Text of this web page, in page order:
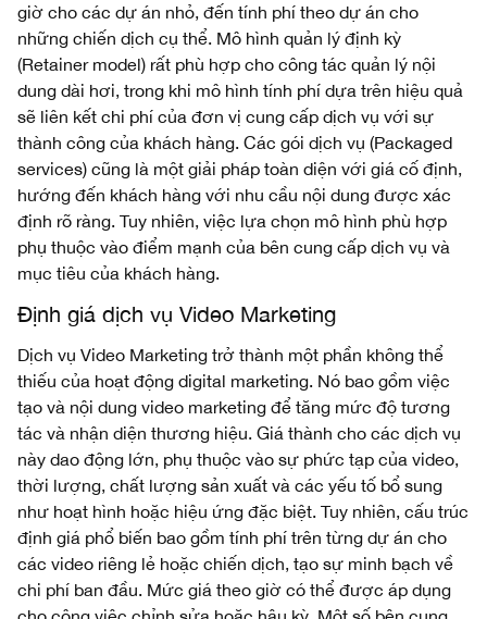
giờ cho các dự án nhỏ, đến tính phí theo dự án cho
những chiến dịch cụ thể. Mô hình quản lý định kỳ
(Retainer model) rất phù hợp cho công tác quản lý nội
dung dài hơi, trong khi mô hình tính phí dựa trên hiệu quả
sẽ liên kết chi phí của đơn vị cung cấp dịch vụ với sự
thành công của khách hàng. Các gói dịch vụ (Packaged
services) cũng là một giải pháp toàn diện với giá cố định,
hướng đến khách hàng với nhu cầu nội dung được xác
định rõ ràng. Tuy nhiên, việc lựa chọn mô hình phù hợp
phụ thuộc vào điểm mạnh của bên cung cấp dịch vụ và
mục tiêu của khách hàng.
Định giá dịch vụ Video Marketing
Dịch vụ Video Marketing trở thành một phần không thể
thiếu của hoạt động digital marketing. Nó bao gồm việc
tạo và nội dung video marketing để tăng mức độ tương
tác và nhận diện thương hiệu. Giá thành cho các dịch vụ
này dao động lớn, phụ thuộc vào sự phức tạp của video,
thời lượng, chất lượng sản xuất và các yếu tố bổ sung
như hoạt hình hoặc hiệu ứng đặc biệt. Tuy nhiên, cấu trúc
định giá phổ biến bao gồm tính phí trên từng dự án cho
các video riêng lẻ hoặc chiến dịch, tạo sự minh bạch về
chi phí ban đầu. Mức giá theo giờ có thể được áp dụng